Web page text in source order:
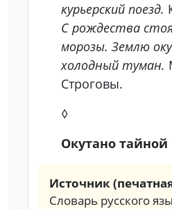
курьерский поезд.
С рождества
морозы. Землю
холодный туман.
Строговы.
◊
Окутано тайной
Источник
Словарь русского